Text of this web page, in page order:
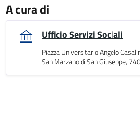
A cura di
Ufficio Servizi Sociali
Piazza Universitario Angelo
San Marzano di San Giuseppe,